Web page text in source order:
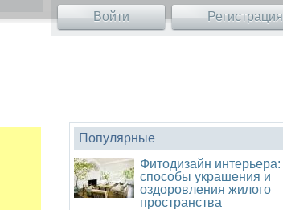
Войти Регистрация
Популярные
Фитодизайн интерьера:
способы украшения и
оздоровления жилого
пространства